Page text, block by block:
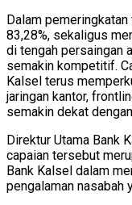
Dalam
83,28%, sekaligus
di tengah persaingan
semakin kompetitif.
Kalsel terus
jaringan kantor,
semakin dekat
Direktur Utama Bank
capaian tersebut
Bank Kalsel dalam
pengalaman nasabah